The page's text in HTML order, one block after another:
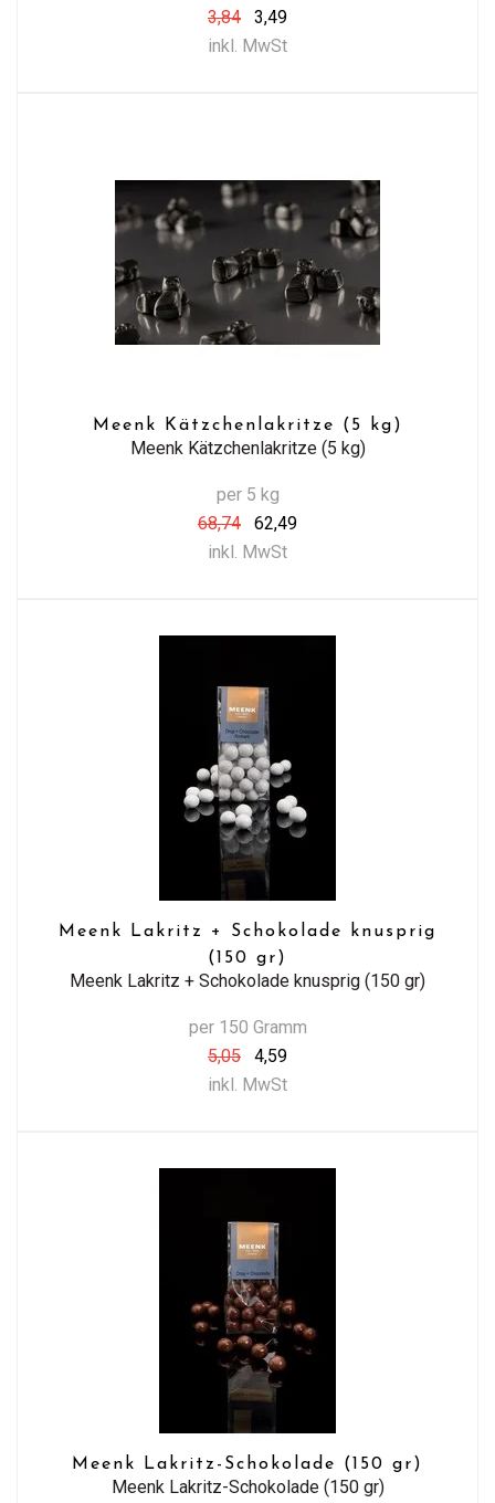
3,84
3,49
inkl. MwSt
Meenk Kätzchenlakritze (5 kg)
Meenk Kätzchenlakritze (5 kg)
per 5 kg
68,74
62,49
inkl. MwSt
Meenk Lakritz + Schokolade knusprig
(150 gr)
Meenk Lakritz + Schokolade knusprig (150 gr)
per 150 Gramm
5,05
4,59
inkl. MwSt
Meenk Lakritz-Schokolade (150 gr)
Meenk Lakritz-Schokolade (150 gr)